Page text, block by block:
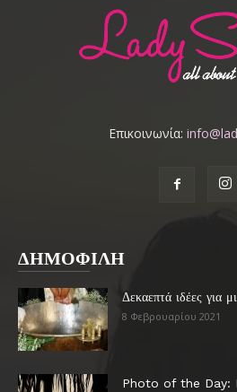
Επικοινωνία:
ΔΗΜΟΦΙΛΗ
Δεκαεπτά ιδέες για
8 Φεβρουαρίου 2021
Photo of the Day: